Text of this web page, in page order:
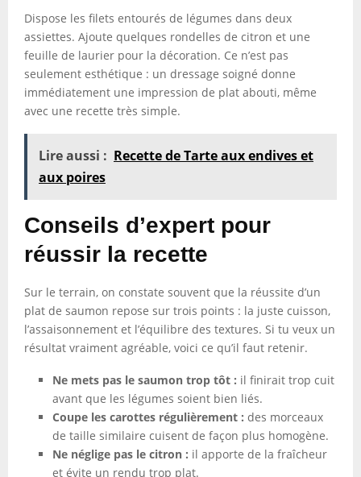
Dispose les filets entourés de légumes dans deux
assiettes. Ajoute quelques rondelles de citron et une
feuille de laurier pour la décoration. Ce n’est pas
seulement esthétique : un dressage soigné donne
immédiatement une impression de plat abouti, même
avec une recette très simple.
Lire aussi : Recette de Tarte aux endives et
aux poires
Conseils d’expert pour
réussir la recette
Sur le terrain, on constate souvent que la réussite d’un
plat de saumon repose sur trois points : la juste cuisson,
l’assaisonnement et l’équilibre des textures. Si tu veux un
résultat vraiment agréable, voici ce qu’il faut retenir.
Ne mets pas le saumon trop tôt : il finirait trop cuit
avant que les légumes soient bien liés.
Coupe les carottes régulièrement : des morceaux
de taille similaire cuisent de façon plus homogène.
Ne néglige pas le citron : il apporte de la fraîcheur
et évite un rendu trop plat.